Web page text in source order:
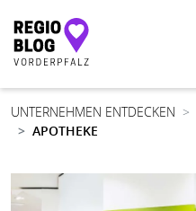
Hauptnavigation
UNTERNEHMEN ENTDECKEN
APOTHEKE